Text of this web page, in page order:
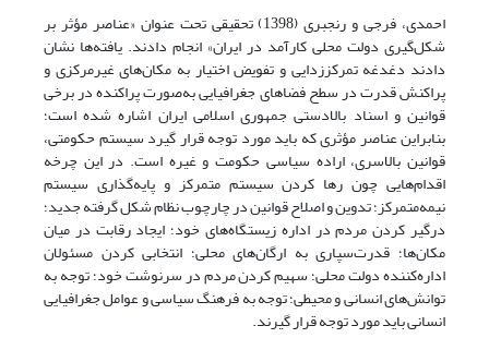
احمدی، فرجی و رنجبری (1398) تحقیقی تحت عنوان «عناصر مؤثر بر
شکل‌گیری دولت محلی کارآمد در ایران» انجام دادند. یافته‌ها نشان
دادند دغدغه تمرکززدایی و تفویض اختیار به مکان‌های غیرمرکزی و
پراکنش قدرت در سطح فضاهای جغرافیایی به‌صورت پراکنده در برخی
قوانین و اسناد بالادستی جمهوری اسلامی ایران اشاره‌ شده است؛
بنابراین عناصر مؤثری که باید مورد توجه قرار گیرد سیستم حکومتی،
قوانین بالاسری، اراده سیاسی حکومت و غیره است. در این چرخه
اقدام‌هایی چون رها کردن سیستم متمرکز و پایه‌گذاری سیستم
نیمه‌متمرکز؛ تدوین و اصلاح قوانین در چارچوب نظام شکل گرفته جدید؛
درگیر کردن مردم در اداره زیستگاه‌های خود؛ ایجاد رقابت در میان
مکان‌ها؛ قدرت‌سپاری به ارگان‌های محلی؛ انتخابی کردن مسئولان
اداره‌کننده دولت محلی؛ سهیم کردن مردم در سرنوشت خود؛ توجه به
توانش‌های انسانی و محیطی؛ توجه به فرهنگ سیاسی و عوامل جغرافیایی
انسانی باید مورد توجه قرار گیرند.